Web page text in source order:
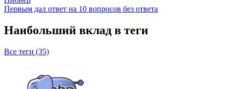
Первым дал ответ на 10 вопросов без ответа
Наибольший вклад в теги
Все теги (35)